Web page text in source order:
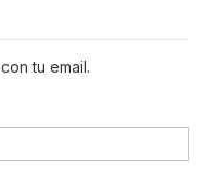
tu email.